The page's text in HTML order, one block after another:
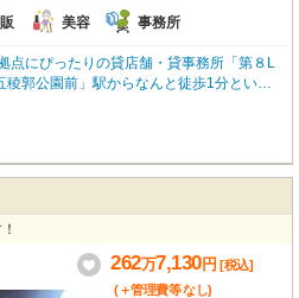
美容 事務所
点にぴったりの貸店舗・貸事務所「第８L
郭公園前」駅からなんと徒歩1分とい
！丸井デパート向かいという視認性の高さ
コカラファイン、ミスタードーナツ、函
タハコダテなど、人気の商業施設が徒歩1
もプライベートにも便利な環境です。南向
は、小売・物販、美容・健康・介護、事務
能。エアコンやエレベーター、共用部の
お仕事していただけます。初期費用を抑
わせください。※水道が使えない物件です
用部分に給湯室が有ります
262万7,130円 [税込]
(＋管理費等なし)